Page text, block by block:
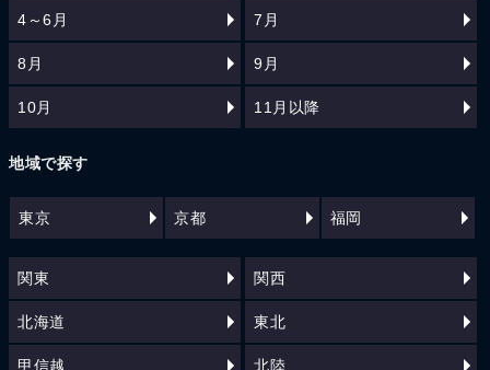
4～6月 7月
8月 9月
10月 11月以降
地域で探す
東京 京都 福岡
関東 関西
北海道 東北
甲信越 北陸